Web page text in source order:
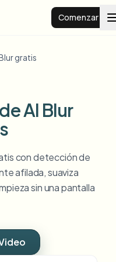
Comenzar
gratis
AI Blur
con detección de
afilada, suaviza
sin una pantalla